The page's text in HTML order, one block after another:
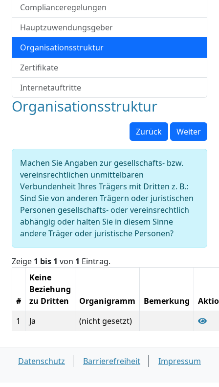
Complianceregelungen
Hauptzuwendungsgeber
Organisationsstruktur
Zertifikate
Internetauftritte
Organisationsstruktur
Zurück Weiter
Machen Sie Angaben zur gesellschafts- bzw.
vereinsrechtlichen unmittelbaren
Verbundenheit Ihres Trägers mit Dritten z. B.:
Sind Sie von anderen Trägern oder juristischen
Personen gesellschafts- oder vereinsrechtlich
abhängig oder halten Sie in diesem Sinne
andere Träger oder juristische Personen?
Zeige 1 bis 1 von 1 Eintrag.
#
Keine
Beziehung
zu Dritten
Organigramm Bemerkung
1
Ja (nicht gesetzt)
Datenschutz Barrierefreiheit Impressum